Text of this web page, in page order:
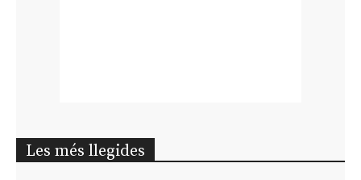
Les més llegides